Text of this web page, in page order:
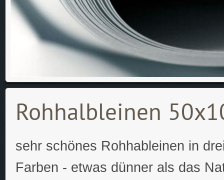
Rohhalbleinen
sehr schönes Rohhableinen in
Farben - etwas dünner als das